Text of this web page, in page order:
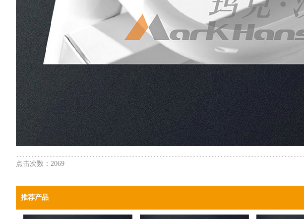
点击次数：2069
推荐产品